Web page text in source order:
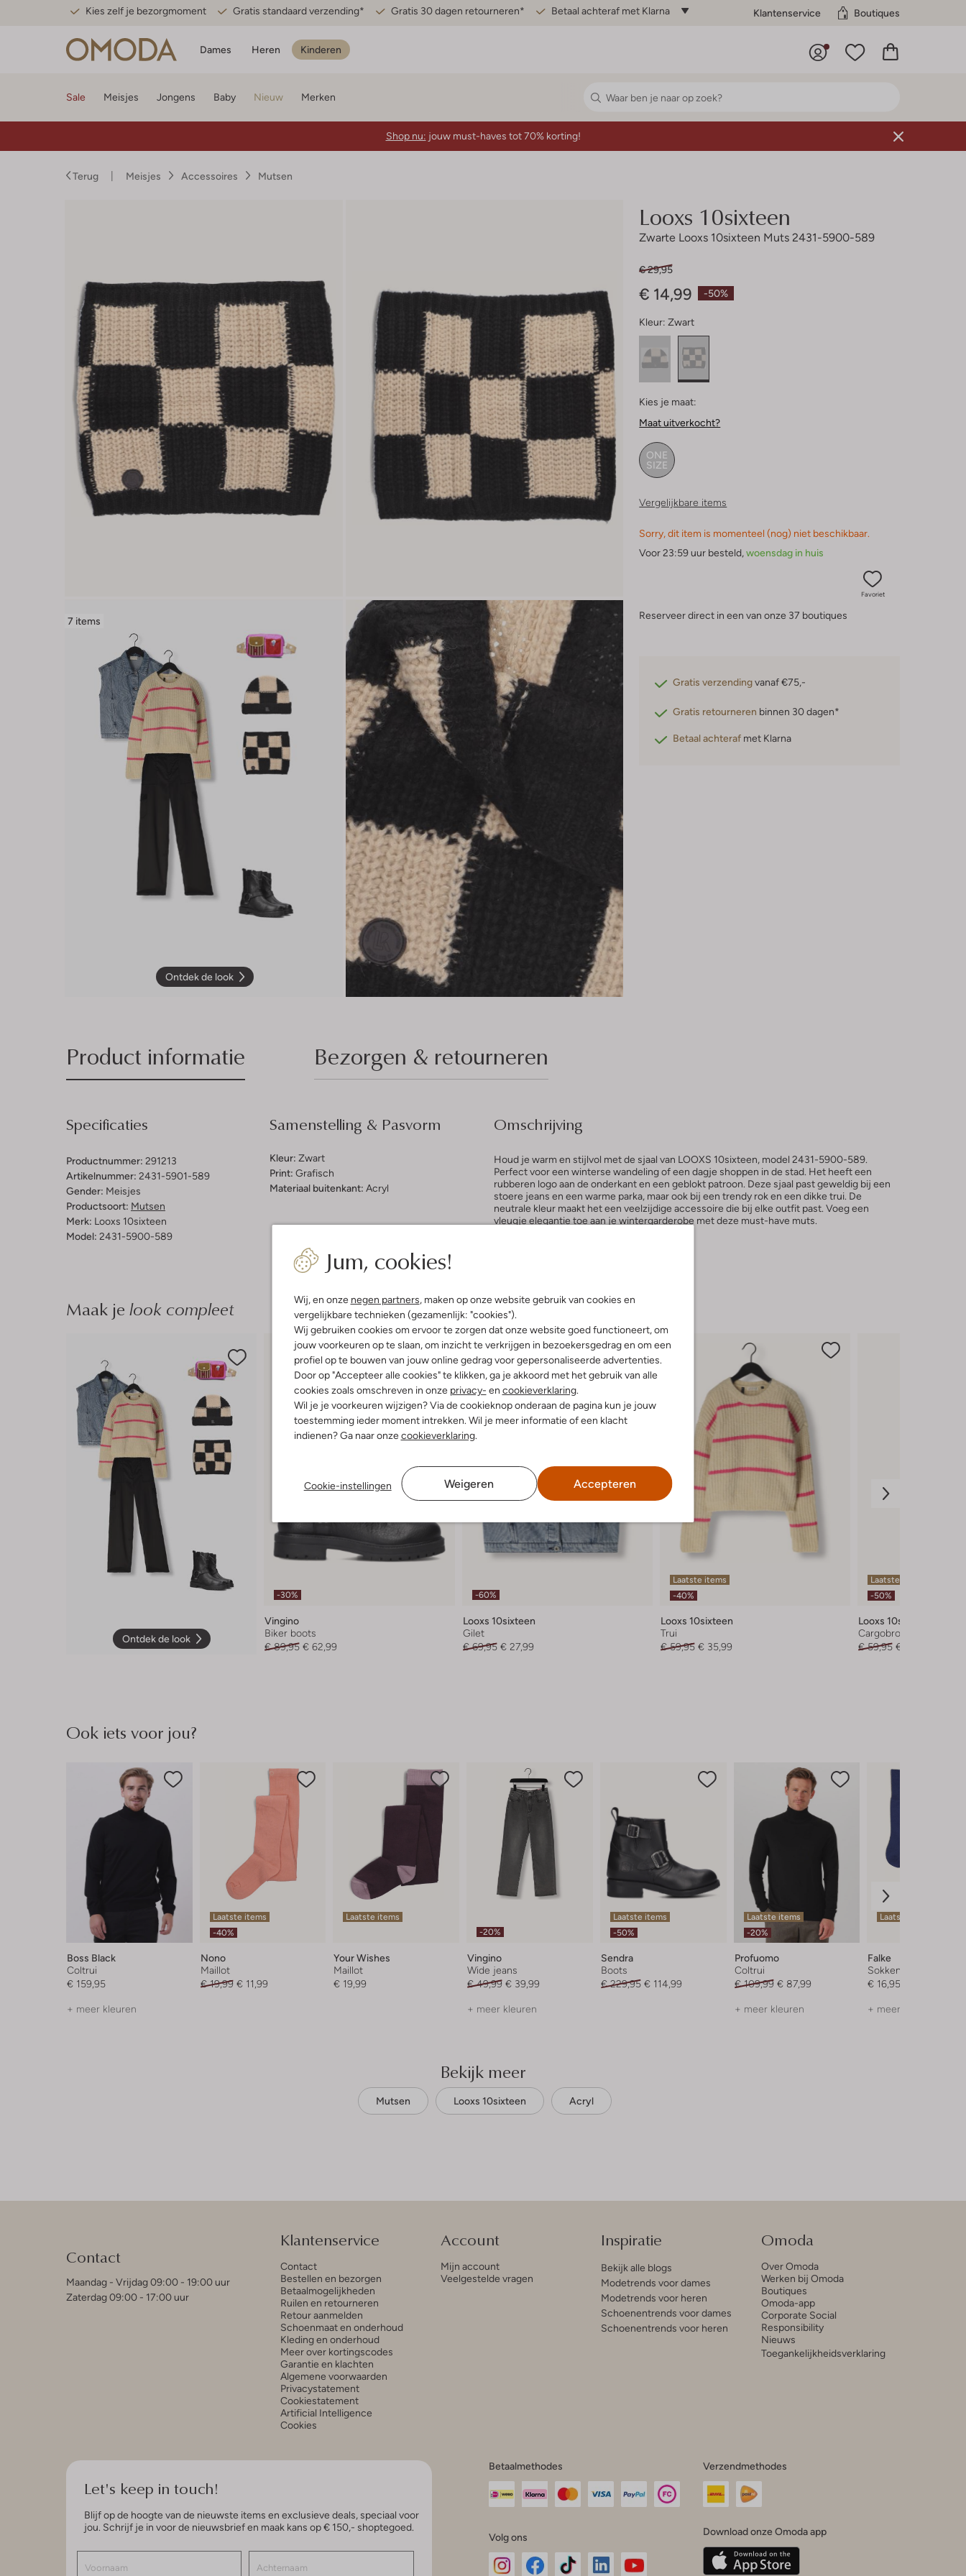
Kies zelf je bezorgmoment Gratis standaard verzending* Gratis 30 dagen retourneren* Betaal achteraf met Klarna Klantenservice Boutiques
Dames Heren Kinderen
Jum, cookies!
Wij, en onze negen partners, maken op onze website gebruik van cookies en
vergelijkbare technieken (gezamenlijk: "cookies").
Wij gebruiken cookies om ervoor te zorgen dat onze website goed functioneert, om
jouw voorkeuren op te slaan, om inzicht te verkrijgen in bezoekersgedrag en om een
profiel op te bouwen van jouw online gedrag voor gepersonaliseerde advertenties.
Door op "Accepteer alle cookies" te klikken, ga je akkoord met het gebruik van alle
cookies zoals omschreven in onze privacy- en cookieverklaring.
Wil je je voorkeuren wijzigen? Via de cookieknop onderaan de pagina kun je jouw
toestemming ieder moment intrekken. Wil je meer informatie of een klacht
indienen? Ga naar onzecookieverklaring.
Cookie-instellingen Weigeren Accepteren
Sale Meisjes Jongens Baby Nieuw Merken
Shop nu: jouw must-haves tot 70% korting!
Terug Meisjes Accessoires Mutsen
7 items
Ontdek de look
Looxs 10sixteen
Zwarte Looxs 10sixteen Muts 2431-5900-589
-50%
€ 29,95
€ 14,99
Kleur: Zwart
Kies je maat:
Maat uitverkocht?
ONE
SIZE
Vergelijkbare items
Sorry, dit item is momenteel (nog) niet beschikbaar.
Voor 23:59 uur besteld, woensdag in huis
Favoriet
Reserveer direct in een van onze 37 boutiques
Gratis verzendingvanaf €75,-
Gratis retourneren binnen 30 dagen*
Betaal achteraf met Klarna
Product informatie Bezorgen & retourneren
Specificaties
Productnummer: 291213
Artikelnummer: 2431-5901-589
Gender: Meisjes
Productsoort: Mutsen
Merk: Looxs 10sixteen
Model: 2431-5900-589
Samenstelling & Pasvorm
Kleur: Zwart
Print: Grafisch
Materiaal buitenkant: Acryl
Omschrijving
Houd je warm en stijlvol met de sjaal van LOOXS 10sixteen, model 2431-5900-589.
Perfect voor een winterse wandeling of een dagje shoppen in de stad. Het heeft een
rubberen logo aan de onderkant en een geblokt patroon. Deze sjaal past geweldig bij een
stoere jeans en een warme parka, maar ook bij een trendy rok en een dikke trui. De
neutrale kleur maakt het een veelzijdige accessoire die bij elke outfit past. Voeg een
vleugje elegantie toe aan je wintergarderobe met deze must-have muts.
Maak je look compleet
Ontdek de look
-30%
Vingino
Biker boots
€ 89,95 € 62,99
-60%
Looxs 10sixteen
Gilet
€ 69,95 € 27,99
Laatste items
-40%
Looxs 10sixteen
Trui
€ 59,95 € 35,99
Laatste items
-50%
Looxs 10sixteen
Cargobroek
€ 59,95 € 29,99
Ook iets voor jou?
Boss Black
Coltrui
€ 159,95
+ meer kleuren
Laatste items
-40%
Nono
Maillot
€ 19,99 € 11,99
Laatste items
Your Wishes
Maillot
€ 19,99
-20%
Vingino
Wide jeans
€ 49,99 € 39,99
+ meer kleuren
Laatste items
-50%
Sendra
Boots
€ 229,95 € 114,99
Laatste items
-20%
Profuomo
Coltrui
€ 109,99 € 87,99
+ meer kleuren
Laatste maten
Falke
Sokken
€ 16,95
+ meer kleuren
Bekijk meer
Mutsen Looxs 10sixteen Acryl
Contact
Maandag - Vrijdag 09:00 - 19:00 uur
Zaterdag 09:00 - 17:00 uur
Klantenservice
Contact
Bestellen en bezorgen
Betaalmogelijkheden
Ruilen en retourneren
Retour aanmelden
Schoenmaat en onderhoud
Kleding en onderhoud
Meer over kortingscodes
Garantie en klachten
Algemene voorwaarden
Privacystatement
Cookiestatement
Artificial Intelligence
Cookies
Account
Mijn account
Veelgestelde vragen
Inspiratie
Bekijk alle blogs
Modetrends voor dames
Modetrends voor heren
Schoenentrends voor dames
Schoenentrends voor heren
Omoda
Over Omoda
Werken bij Omoda
Boutiques
Omoda-app
Corporate Social
Responsibility
Nieuws
Toegankelijkheidsverklaring
Let's keep in touch!
Blijf op de hoogte van de nieuwste items en exclusieve deals, speciaal voor
jou. Schrijf je in voor de nieuwsbrief en maak kans op € 150,- shoptegoed.
Betaalmethodes
Volg ons
Verzendmethodes
Download onze Omoda app